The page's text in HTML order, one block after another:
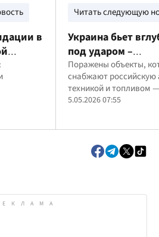
в
Читать следующую
Украина бьет
под ударом –
стратегические
предприятия
Поражены объекты,
снабжают
техникой и топливом
произошли в тысяче
5.05.2026 07:55